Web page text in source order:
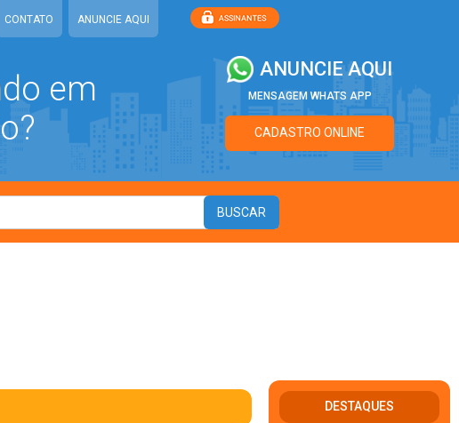
CONTATO ANUNCIE AQUI
em
ANUNCIE AQUI
MENSAGEM WHATS APP
CADASTRO ONLINE
DESTAQUES